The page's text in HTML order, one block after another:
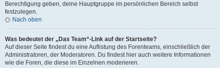
Berechtigung geben, deine Hauptgruppe im persönlichen Bereich selbst
festzulegen.
Nach oben
Was bedeutet der „Das Team“-Link auf der Startseite?
Auf dieser Seite findest du eine Auflistung des Forenteams, einschließlich der
Administratoren, der Moderatoren. Du findest hier auch weitere Informationen
wie die Foren, die diese im Einzelnen moderieren.